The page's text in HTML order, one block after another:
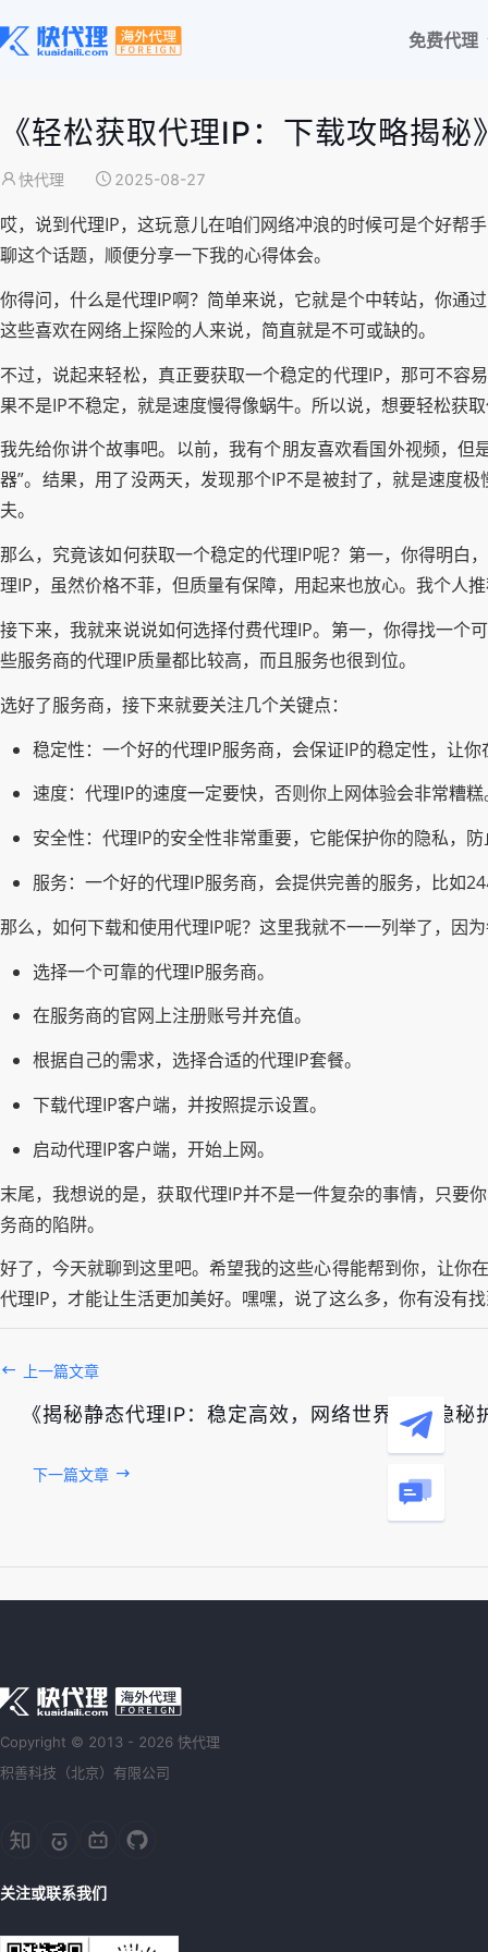
免费代理
《轻松获取代理IP：下载攻略揭秘
快代理 2025-08-27
哎，说到代理IP，这玩意儿在咱们网络冲浪的时候可是个好帮
聊这个话题，顺便分享一下我的心得体会。
你得问，什么是代理IP啊？简单来说，它就是个中转站，你通
这些喜欢在网络上探险的人来说，简直就是不可或缺的。
不过，说起来轻松，真正要获取一个稳定的代理IP，那可不容
果不是IP不稳定，就是速度慢得像蜗牛。所以说，想要轻松获
我先给你讲个故事吧。以前，我有个朋友喜欢看国外视频，
器”。结果，用了没两天，发现那个IP不是被封了，就是速度
夫。
那么，究竟该如何获取一个稳定的代理IP呢？第一，你得明白
理IP，虽然价格不菲，但质量有保障，用起来也放心。我个人
接下来，我就来说说如何选择付费代理IP。第一，你得找一
些服务商的代理IP质量都比较高，而且服务也很到位。
选好了服务商，接下来就要关注几个关键点：
稳定性：一个好的代理IP服务商，会保证IP的稳定性，让
速度：代理IP的速度一定要快，否则你上网体验会非常糟糕
安全性：代理IP的安全性非常重要，它能保护你的隐私，
服务：一个好的代理IP服务商，会提供完善的服务，比如
那么，如何下载和使用代理IP呢？这里我就不一一列举了，因
选择一个可靠的代理IP服务商。
在服务商的官网上注册账号并充值。
根据自己的需求，选择合适的代理IP套餐。
下载代理IP客户端，并按照提示设置。
启动代理IP客户端，开始上网。
末尾，我想说的是，获取代理IP并不是一件复杂的事情，只要
务商的陷阱。
好了，今天就聊到这里吧。希望我的这些心得能帮到你，让你
代理IP，才能让生活更加美好。嘿嘿，说了这么多，你有没有
上一篇文章
《揭秘静态代理IP：稳定高效，网络世界中的隐秘
下一篇文章
Copyright © 2013 - 2026 快代理
积善科技（北京）有限公司
关注或联系我们